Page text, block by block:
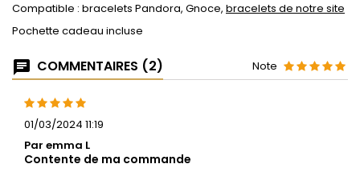
Compatible : bracelets Pandora, Gnoce, bracelets de notre site
Pochette cadeau incluse
COMMENTAIRES (2) Note
01/03/2024 11:19
Par emma L
Contente de ma commande